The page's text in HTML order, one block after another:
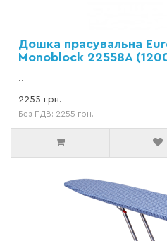
Дошка прасувальна
Monoblock 22558A
..
2255 грн.
Без ПДВ: 2255 грн.